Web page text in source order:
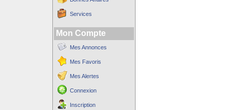
Services
Mon Compte
Mes Annonces
Mes Favoris
Mes Alertes
Connexion
Inscription